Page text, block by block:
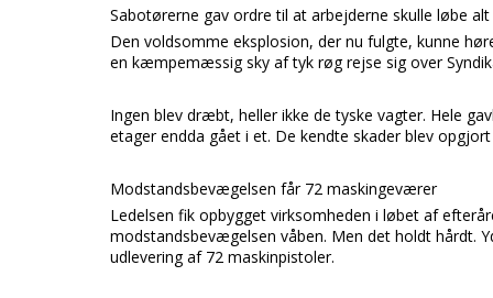
Sabotørerne gav ordre til at arbejderne skulle løbe
Den voldsomme eksplosion, der nu fulgte, kunne
en kæmpemæssig sky af tyk røg rejse sig over
Ingen blev dræbt, heller ikke de tyske vagter. Hele
etager endda gået i et. De kendte skader blev
Modstandsbevægelsen får 72 maskingeværer
Ledelsen fik opbygget virksomheden i løbet af
modstandsbevægelsen våben. Men det holdt hårdt.
udlevering af 72 maskinpistoler.